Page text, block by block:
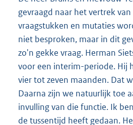
gevraagd naar het vertrek van
vraagstukken en mutaties
niet besproken, maar in dit
zo'n gekke vraag. Herman
voor een interim-periode. Hij
vier tot zeven maanden. Dat
Daarna zijn we natuurlijk toe
invulling van die functie. Ik
de tussentijd heeft gedaan.